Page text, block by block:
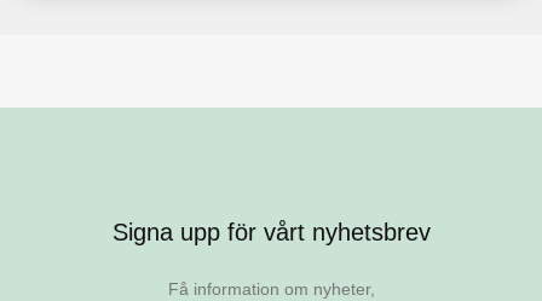
Signa upp för vårt nyhetsbrev
Få information om nyheter,